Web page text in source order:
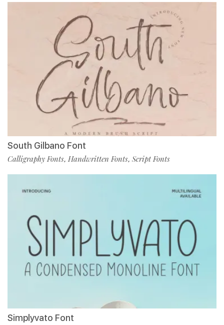
South Gilbano Font
Calligraphy Fonts, Handwritten Fonts, Script Fonts
Simplyvato Font